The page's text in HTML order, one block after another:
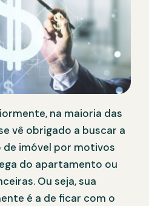
na maioria das
vê obrigado a buscar a
imóvel por motivos
do apartamento ou
Ou seja, sua
é a de ficar com o